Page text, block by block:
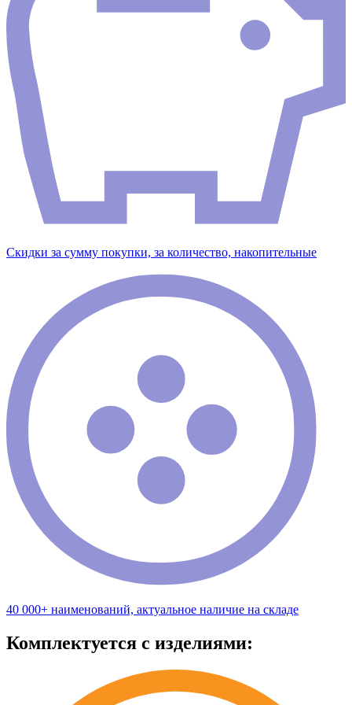
Скидки за сумму покупки, за количество, накопительные
40 000+ наименований, актуальное наличие на складе
Комплектуется с изделиями: